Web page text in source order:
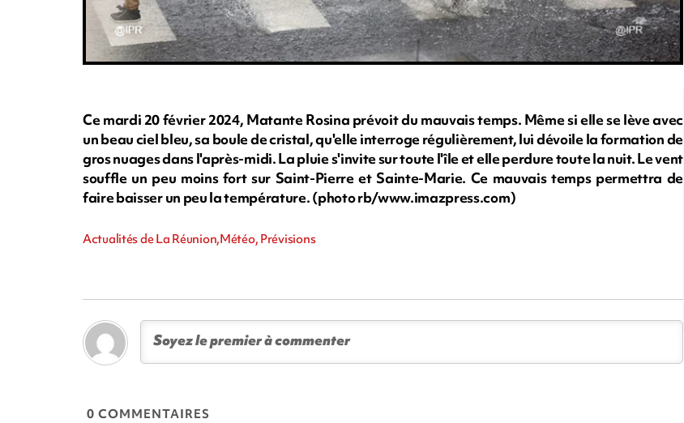
Ce mardi 20 février 2024, Matante Rosina prévoit du mauvais temps. Même si elle se lève avec
un beau ciel bleu, sa boule de cristal, qu'elle interroge régulièrement, lui dévoile la formation de
gros nuages dans l'après-midi. La pluie s'invite sur toute l'île et elle perdure toute la nuit. Le vent
souffle un peu moins fort sur Saint-Pierre et Sainte-Marie. Ce mauvais temps permettra de
faire baisser un peu la température. (photo rb/www.imazpress.com)
Actualités de La Réunion,Météo, Prévisions
0 COMMENTAIRES